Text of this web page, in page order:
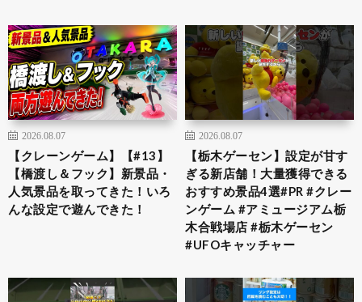
2026.08.07
【クレーンゲーム】【#13】
【橋渡し＆フック】新景品・
人気景品を取ってきた！いろ
んな設定で遊んできた！
2026.08.07
​【栃木ゲーセン】設定が甘す
ぎる新店舗！大量獲得できる
おすすめ景品4選​#PR #クレー
ンゲーム #アミュージアム栃
木合戦場店 #栃木ゲーセン
#UFOキャッチャー